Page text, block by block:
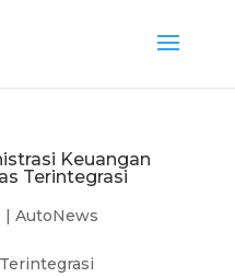
Keuangan
Terintegrasi
| AutoNews